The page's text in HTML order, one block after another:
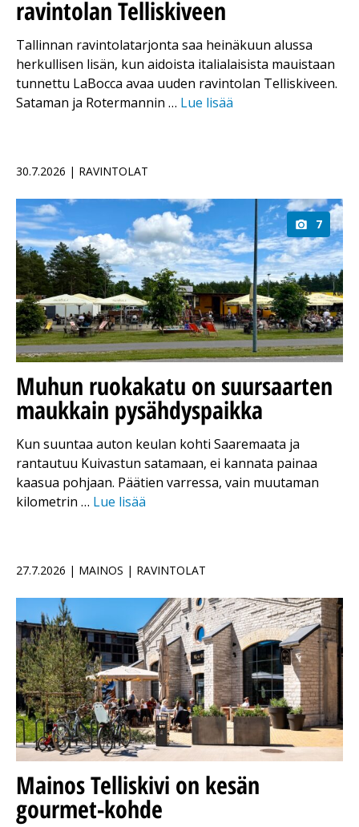
ravintolan Telliskiveen
Tallinnan ravintolatarjonta saa heinäkuun alussa
herkullisen lisän, kun aidoista italialaisista mauistaan
tunnettu LaBocca avaa uuden ravintolan Telliskiveen.
Sataman ja Rotermannin … Lue lisää
30.7.2026 | RAVINTOLAT
7
Muhun ruokakatu on suursaarten
maukkain pysähdyspaikka
Kun suuntaa auton keulan kohti Saaremaata ja
rantautuu Kuivastun satamaan, ei kannata painaa
kaasua pohjaan. Päätien varressa, vain muutaman
kilometrin … Lue lisää
27.7.2026 | MAINOS | RAVINTOLAT
MainosTelliskivi on kesän
gourmet-kohde